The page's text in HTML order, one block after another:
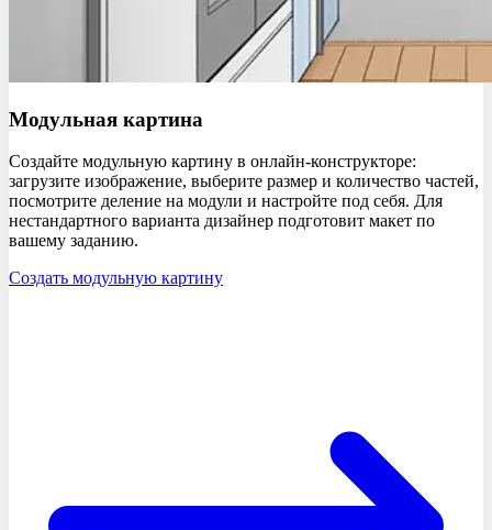
Модульная картина
Создайте модульную картину в онлайн-конструкторе:
загрузите изображение, выберите размер и количество частей,
посмотрите деление на модули и настройте под себя. Для
нестандартного варианта дизайнер подготовит макет по
вашему заданию.
Создать модульную картину